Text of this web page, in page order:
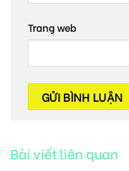
Trang web
Bài viết liên quan